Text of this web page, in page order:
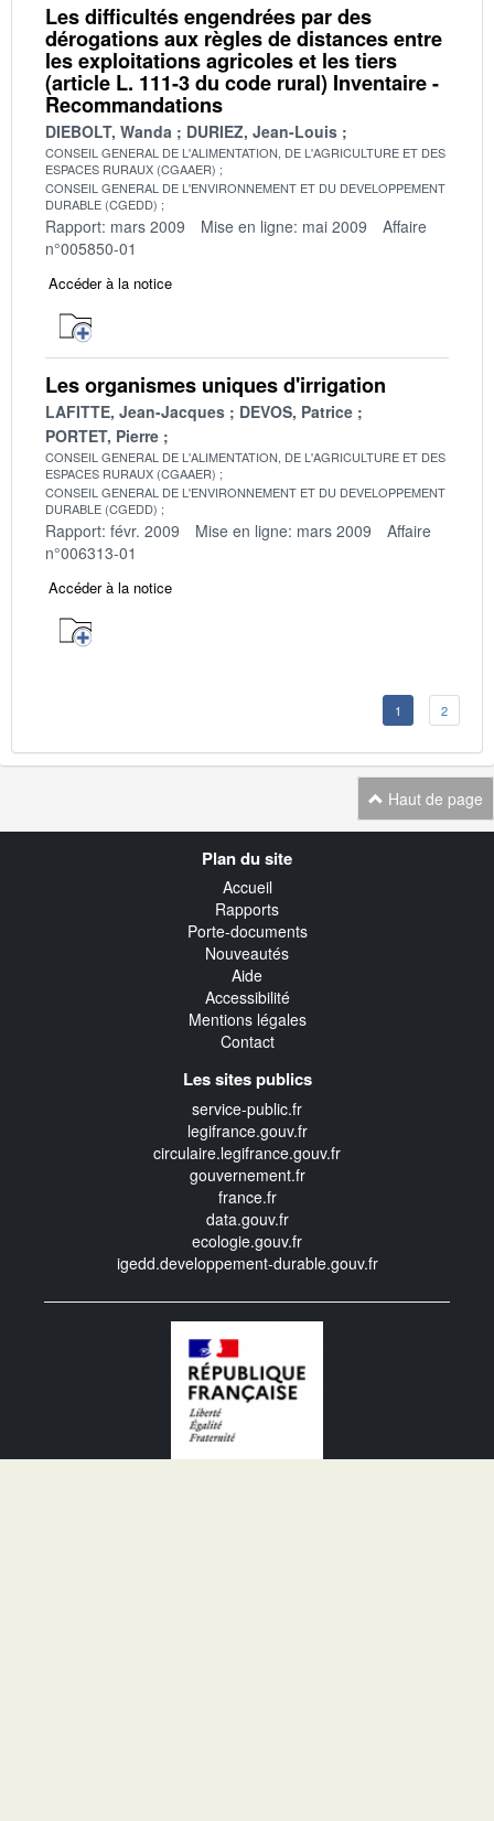
Les difficultés engendrées par des
dérogations aux règles de distances entre
les exploitations agricoles et les tiers
(article L. 111-3 du code rural) Inventaire -
Recommandations
DIEBOLT, Wanda DURIEZ, Jean-Louis
CONSEIL GENERAL DE L'ALIMENTATION, DE L'AGRICULTURE ET DES
ESPACES RURAUX (CGAAER)
CONSEIL GENERAL DE L'ENVIRONNEMENT ET DU DEVELOPPEMENT
DURABLE (CGEDD)
Rapport: mars 2009 Mise en ligne: mai 2009
Affaire
n°005850-01
Accéder à la notice
Les organismes uniques d'irrigation
LAFITTE, Jean-Jacques
DEVOS, Patrice
PORTET, Pierre
CONSEIL GENERAL DE L'ALIMENTATION, DE L'AGRICULTURE ET DES
ESPACES RURAUX (CGAAER)
CONSEIL GENERAL DE L'ENVIRONNEMENT ET DU DEVELOPPEMENT
DURABLE (CGEDD)
Rapport: févr. 2009 Mise en ligne: mars 2009
Affaire
n°006313-01
Accéder à la notice
1 2
Haut de page
Plan du site
Accueil
Rapports
Porte-documents
Nouveautés
Aide
Accessibilité
Mentions légales
Contact
Les sites publics
service-public.fr
legifrance.gouv.fr
circulaire.legifrance.gouv.fr
gouvernement.fr
france.fr
data.gouv.fr
ecologie.gouv.fr
igedd.developpement-durable.gouv.fr